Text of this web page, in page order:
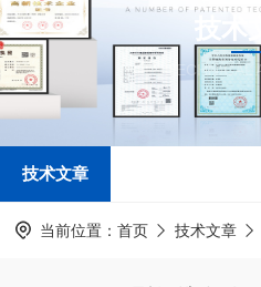
技术
TECHNICAL
技术文章
当前位置： 首页 技术文章